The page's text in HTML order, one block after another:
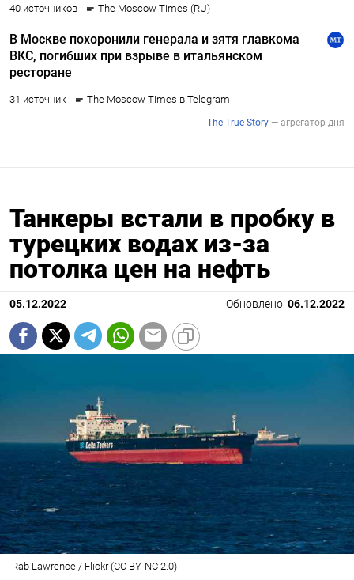
Танкеры встали в пробку в
турецких водах из-за
потолка цен на нефть
05.12.2022 Обновлено: 06.12.2022
Rab Lawrence / Flickr (CC BY-NC 2.0)